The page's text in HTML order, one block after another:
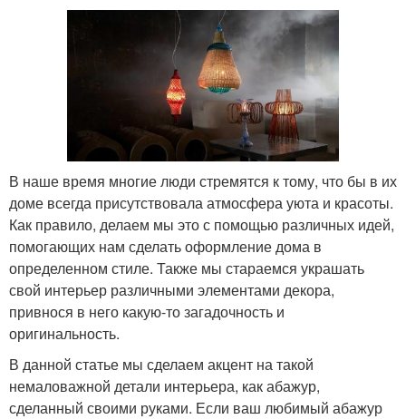
В наше время многие люди стремятся к тому, что бы в их
доме всегда присутствовала атмосфера уюта и красоты.
Как правило, делаем мы это с помощью различных идей,
помогающих нам сделать оформление дома в
определенном стиле. Также мы стараемся украшать
свой интерьер различными элементами декора,
привнося в него какую-то загадочность и
оригинальность.
В данной статье мы сделаем акцент на такой
немаловажной детали интерьера, как абажур,
сделанный своими руками. Если ваш любимый абажур